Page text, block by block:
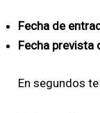
Fecha de
Fecha prevista
En segundos